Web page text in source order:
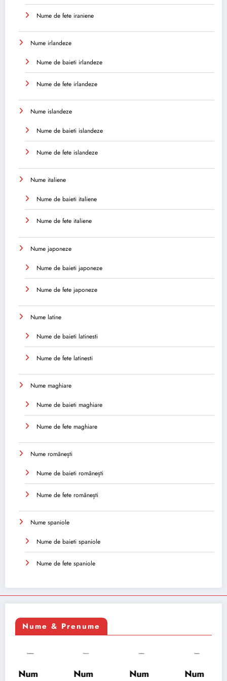
Nume de fete iraniene
Nume irlandeze
Nume de baieti irlandeze
Nume de fete irlandeze
Nume islandeze
Nume de baieti islandeze
Nume de fete islandeze
Nume italiene
Nume de baieti italiene
Nume de fete italiene
Nume japoneze
Nume de baieti japoneze
Nume de fete japoneze
Nume latine
Nume de baieti latinesti
Nume de fete latinesti
Nume maghiare
Nume de baieti maghiare
Nume de fete maghiare
Nume românești
Nume de baieti românești
Nume de fete românești
Nume spaniole
Nume de baieti spaniole
Nume de fete spaniole
Nume & Prenume
Num
Num
Num
Num